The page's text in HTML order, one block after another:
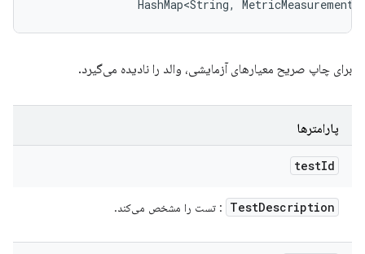
HashMap<String,
برای چاپ صریح معیارهای آزمایشی، والد را نادیده می‌گیرد.
پارامترها
testId
TestDescription : تست را مشخص می‌کند.